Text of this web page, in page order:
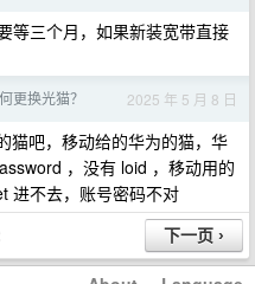
等三个月，如果新装宽带直接
更换光猫？ 2025 年 5 月 8 日
猫吧，移动给的华为的猫，华
，没有 loid ，移动用的
进不去，账号密码不对